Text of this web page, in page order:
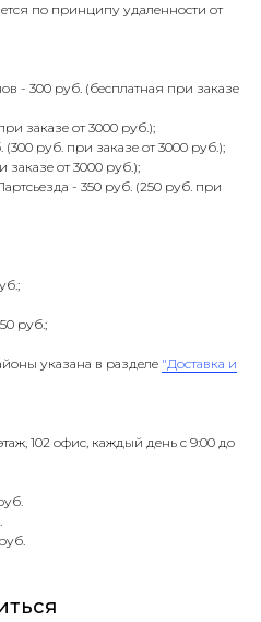
по принципу удаленности от
- 300 руб. (бесплатная при заказе
заказе от 3000 руб.);
руб. при заказе от 3000 руб.);
заказе от 3000 руб.);
- 350 руб. (250 руб. при
руб.;
указана в разделе "Доставка и
102 офис, каждый день с 9:00 до